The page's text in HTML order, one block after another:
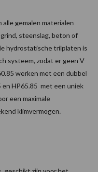
gemalen materialen
steenslag, beton of
hydrostatische trilplaten is
systeem, zodat er geen V-
werken met een dubbel
HP65.85 met een uniek
een maximale
klimvermogen.